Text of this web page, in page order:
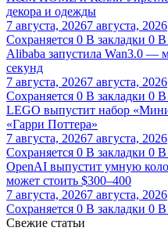
декора и одежды
7 августа, 20267 августа, 2026
Сохраняется 0 В закладки 0 В
Alibaba запустила Wan3.0 —
секунд
7 августа, 20267 августа, 2026
Сохраняется 0 В закладки 0 В
LEGO выпустит набор
«Гарри Поттера»
7 августа, 20267 августа, 2026
Сохраняется 0 В закладки 0 В
OpenAI выпустит умную
может стоить $300–400
7 августа, 20267 августа, 2026
Сохраняется 0 В закладки 0 В
Свежие статьи